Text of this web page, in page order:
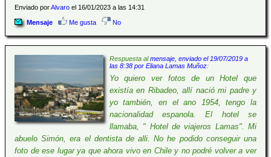
Enviado porAlvaro el 16/01/2023 a las 14:31
Mensaje Me gusta No
Respuesta almensaje, enviado el 19/07/2019 a
las 8:38 por Eliana Lamas Muñoz:
Yo quiero ver fotos de un Hotel que
existía en Ribadeo, allí nació mi padre y
yo también, en el ano 1954, tengo la
nacionalidad espanola. El hotel se
llamaba, " Hotel de viajeros Lamas". Mi
abuelo Simón, era el dentista de alli. No he podido conseguir una
foto de ese lugar ya que ahora vivo en Chile y no podré volver a ver